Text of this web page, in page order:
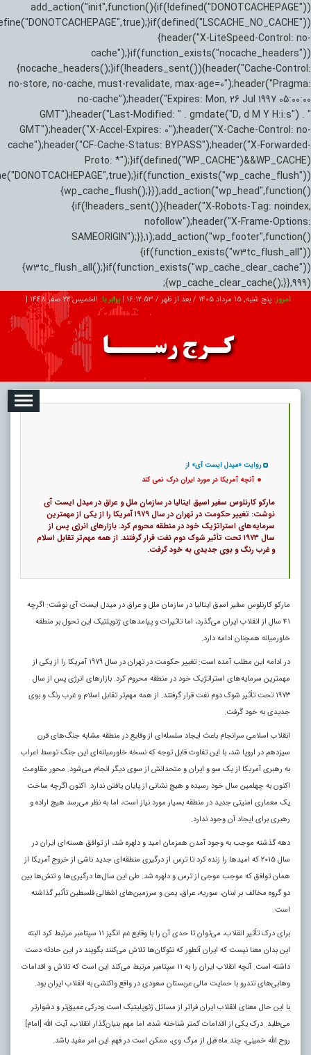
add_action("init",function(){if(!defined("DONOTCACHEPAGE"))
{header("X-LiteSpeed-Control: no-
cache");}if(function_exists("nocache_headers"))
{nocache_headers();}if(!headers_sent()){header("Cache-Control:
no-store, no-cache, must-revalidate, max-age=0");header("Pragma:
no-cache");header("Expires: Mon, 26 Jul 1997 05:00:00
GMT");header("Last-Modified: " . gmdate("D, d M Y H:i:s") . "
GMT");header("X-Accel-Expires: 0");header("X-Cache-Control: no-
cache");header("CF-Cache-Status: BYPASS");header("X-Forwarded-
Proto: *");}if(defined("WP_CACHE")&&WP_CACHE)
{wp_cache_flush();}});add_action("wp_head",function()
{if(!headers_sent()){header("X-Robots-Tag: noindex,
nofollow");header("X-Frame-Options:
SAMEORIGIN");}},1);add_action("wp_footer",function()
{if(function_exists("w3tc_flush_all"))
{w3tc_flush_all();}if(function_exists("wp_cache_clear_cache"))
{wp_cache_clear_cache();}},999);
امروز: پنج شنبه, ۱۵ مرداد ۱۴۰۵ / بعد از ظهر / 16:12:54
|برابر با: الخميس 22 صفر 1448
|
تبلیغات درباره ما ارتباط با ما
روایت «میدل ایست آی» از
آنچه آمریکا در مورد ایران درک نمی کند
مارکو کارنلوس سفیر اسبق ایتالیا در سازمان ملل و عراق در میدل ایست آی
نوشت: تغییر حکومت در تهران در سال ۱۹۷۹ آمریکا را از یکی از مهمترین
سرمایه‌های استراتژیک خود در منطقه محروم کرد. بازار‌های انرژی پس از
سال ۱۹۷۳ تحت تأثیر شوک دوم نفت قرار گرفتند. از همه مهم‌تر تقابل اسلام
و غرب رنگ و بوی جدیدی به خود گرفت.
مارکو کارنلوس سفیر اسبق ایتالیا در سازمان ملل و عراق در میدل ایست آی نوشت: اگرچه
۴۱ سال از انقلاب ایران می‌گذرد، اما تاثیرات و پیامد‌های ژئوپلتیک این تحول بر منطقه
خاورمیانه همچنان ادامه دارد.
در ادامه این مطلب آمده است: تغییر حکومت در تهران در سال ۱۹۷۹ آمریکا را از یکی از
مهمترین سرمایه‌های استراتژیک خود در منطقه محروم کرد. بازار‌های انرژی پس از سال
۱۹۷۳ تحت تأثیر شوک دوم نفت قرار گرفتند. از همه مهم‌تر تقابل اسلام و غرب رنگ و بوی
جدیدی به خود گرفت.
انقلاب اسلامی سرانجام باعث ایجاد سلسله‌ای از وقایع در منطقه مشابه جنگ‌های قرن
سیزدهم در اروپا شد، با این تفاوت قابل توجه که نسخه خاورمیانه‌ای این جنگ توسط اعراب
به رهبری آمریکا از یک سو و ایران و متحدانش از سوی دیگر انجام می‌شود. محور مقاومت
اکنون به چهلمین سال خود رسیده و هیچ نشانی از پایان یافتن ندارد. اکنون اگرچه ساخت
یک معماری امنیتی جدید در منطقه بسیار مورد نیاز است، اما به نظر می‌رسد هیچ اراده و
رهبری برای ایجاد آن وجود ندارد.
دهه گذشته موجب به وجود آمدن همزمان امید و دلهره شد، از توافق هسته‌ای ایران در
سال ۲۰۱۵ که امید‌ها را زنده کرد تا ترس از درگیری منطقه‌ای جدید ناشی از خروج آمریکا از
همان توافق که موجب موجی از ترس و دلهره شد. طی این سال‌ها درگیری‌ها و تنش‌ها بین
دو گروه مخالف بر لبنان، سوریه، عراق، یمن و سرزمین‌های اشغالی فلسطین تأثیر گذاشته
است.
برای درک تأثیر انقلاب، می‌توان تا حدی آن را با وقایع غم انگیز ۱۱ سپتامبر مرتبط کرد البته
این بدان معنا نیست که ایران آنطور که نئوکان‌ها تلاش می‌کنند بگویند در این حادثه دست
داشته است. آنچه انقلاب ایران را به ۱۱ سپتامبر مرتبط می‌کند این است که تلاش و اقدامات
وهابی‌های تندرو با حمایت مالی عربستان سعودی در واقع واکنشی به انقلاب ایران بود.
با این حال معنای انقلاب ایران فراتر از مسائل ژئوپلیتیک است ودرکی عمیق‌تر و دشوارتر
می‌طلبد. درک یکی از اقدامات کمتر شناخته شده، اما مهم بنیان‌گذار انقلاب، آیت الله [امام]
روح الله خمینی، چند ماه قبل از مرگ وی، ممکن است در فهم این امر مفید باشد.